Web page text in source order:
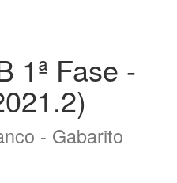
1ª Fase -
- Gabarito